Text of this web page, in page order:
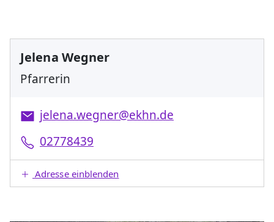
Jelena Wegner
Pfarrerin
jelena.wegner@ekhn.de
02778439
Adresse einblenden